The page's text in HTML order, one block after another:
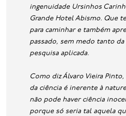
ingenuidade Ursinhos
Grande Hotel Abismo. Que
para caminhar e também
passado, sem medo tanto
pesquisa aplicada.
Como diz Álvaro Vieira
da ciência é inerente à
não pode haver ciência
porque só seria tal aquela